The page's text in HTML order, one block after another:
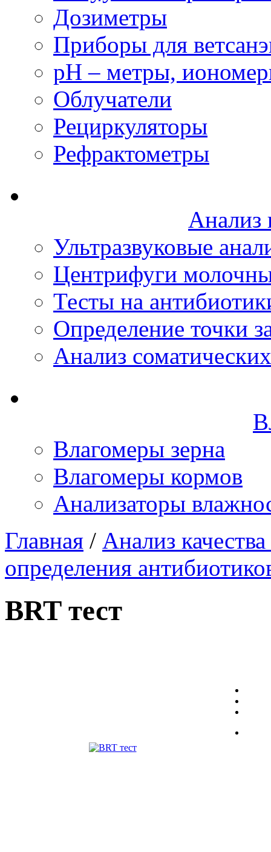
Дозиметры
Приборы для
рН – метры,
Облучатели
Рециркуляторы
Рефрактометры
Анализ
Ультразвуковые
Центрифуги
Тесты на
Определение точки
Анализ
Влагомеры зерна
Влагомеры кормов
Анализаторы
Главная / Анализ
определения
BRT тест